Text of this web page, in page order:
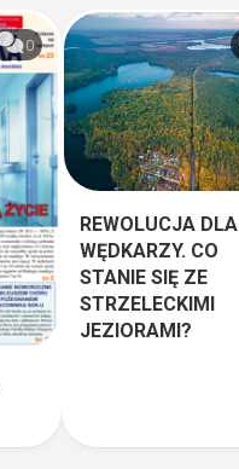
0
REWOLUCJA DLA
WĘDKARZY. CO
STANIE SIĘ ZE
STRZELECKIMI
JEZIORAMI?